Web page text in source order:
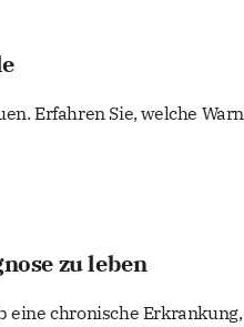
Erfahren Sie, welche
zu leben
eine chronische